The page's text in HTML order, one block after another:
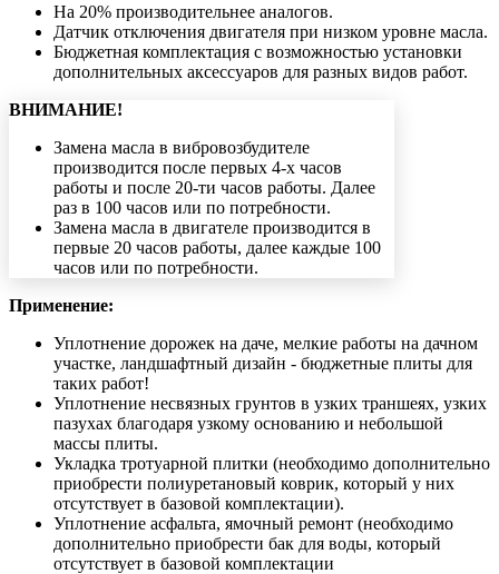
На 20% производительнее аналогов.
Датчик отключения двигателя при низком уровне масла.
Бюджетная комплектация с возможностью установки
дополнительных аксессуаров для разных видов работ.
ВНИМАНИЕ!
Замена масла в вибровозбудителе
производится после первых 4-х часов
работы и после 20-ти часов работы. Далее
раз в 100 часов или по потребности.
Замена масла в двигателе производится в
первые 20 часов работы, далее каждые 100
часов или по потребности.
Применение:
Уплотнение дорожек на даче, мелкие работы на дачном
участке, ландшафтный дизайн - бюджетные плиты для
таких работ!
Уплотнение несвязных грунтов в узких траншеях, узких
пазухах благодаря узкому основанию и небольшой
массы плиты.
Укладка тротуарной плитки (необходимо дополнительно
приобрести полиуретановый коврик, который у них
отсутствует в базовой комплектации).
Уплотнение асфальта, ямочный ремонт (необходимо
дополнительно приобрести бак для воды, который
отсутствует в базовой комплектации